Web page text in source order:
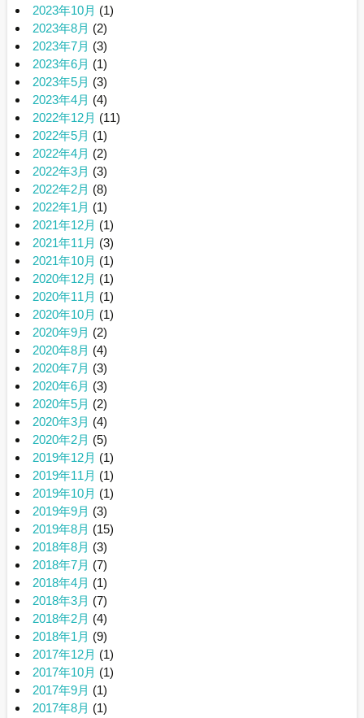
2023年10月 (1)
2023年8月 (2)
2023年7月 (3)
2023年6月 (1)
2023年5月 (3)
2023年4月 (4)
2022年12月 (11)
2022年5月 (1)
2022年4月 (2)
2022年3月 (3)
2022年2月 (8)
2022年1月 (1)
2021年12月 (1)
2021年11月 (3)
2021年10月 (1)
2020年12月 (1)
2020年11月 (1)
2020年10月 (1)
2020年9月 (2)
2020年8月 (4)
2020年7月 (3)
2020年6月 (3)
2020年5月 (2)
2020年3月 (4)
2020年2月 (5)
2019年12月 (1)
2019年11月 (1)
2019年10月 (1)
2019年9月 (3)
2019年8月 (15)
2018年8月 (3)
2018年7月 (7)
2018年4月 (1)
2018年3月 (7)
2018年2月 (4)
2018年1月 (9)
2017年12月 (1)
2017年10月 (1)
2017年9月 (1)
2017年8月 (1)